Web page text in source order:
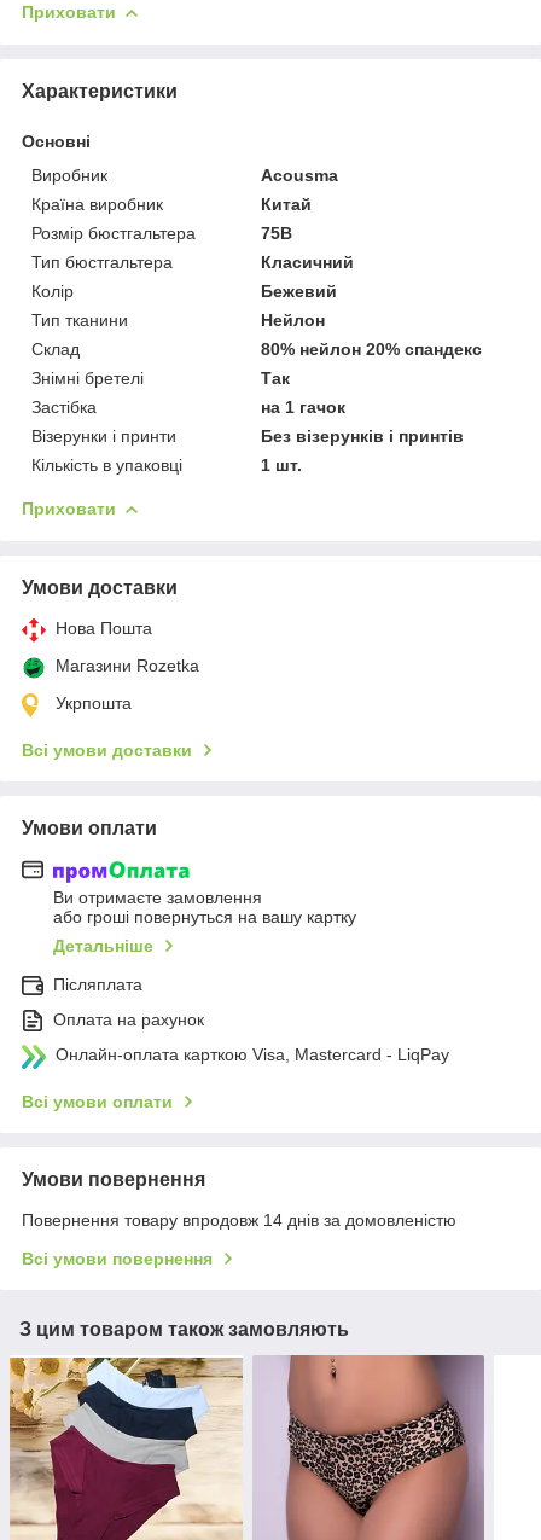
Приховати
Характеристики
Основні
Виробник
Acousma
Країна виробник
Китай
Розмір бюстгальтера
75B
Тип бюстгальтера
Класичний
Колір
Бежевий
Тип тканини
Нейлон
Склад
80% нейлон 20% спандекс
Знімні бретелі
Так
Застібка
на 1 гачок
Візерунки і принти
Без візерунків і принтів
Кількість в упаковці
1 шт.
Приховати
Умови доставки
Нова Пошта
Магазини Rozetka
Укрпошта
Всі умови доставки
Умови оплати
Ви отримаєте замовлення
або гроші повернуться на вашу картку
Детальніше
Післяплата
Оплата на рахунок
Онлайн-оплата карткою Visa, Mastercard - LiqPay
Всі умови оплати
Умови повернення
Повернення товару впродовж 14 днів за домовленістю
Всі умови повернення
З цим товаром також замовляють